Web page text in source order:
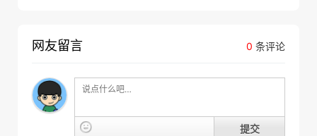
0 条评论
网友留言
提交